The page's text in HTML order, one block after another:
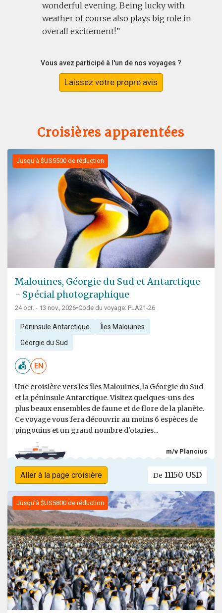
wonderful evening. Being lucky with
weather of course also plays big role in
overall excitement!
Vous avez participé à l'un de nos voyages ?
Laissez votre propre avis
Croisières apparentées
Jusqu'à $US5500 de réduction
Malouines, Géorgie du Sud et Antarctique
- Spécial photographique
24 oct. - 13 nov., 2026•Code du voyage: PLA21-26
Péninsule Antarctique Îles Malouines
Géorgie du Sud
EN
Une croisière vers les îles Malouines, la Géorgie du Sud
et la péninsule Antarctique. Visitez quelques-uns des
plus beaux ensembles de faune et de flore de la planète.
Ce voyage vous fera découvrir au moins 6 espèces de
pingouins et un grand nombre d'otaries...
m/v Plancius
Aller à la page croisière De 11150 USD
Jusqu'à $US5800 de réduction